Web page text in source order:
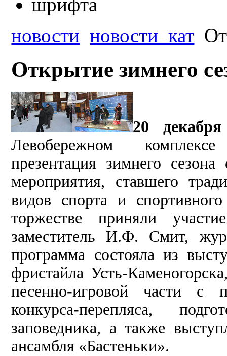
новости новости_кат
Открытие зимнего
20
Левобережном
презентация зимнего
мероприятия, ставшего
видов спорта и
торжестве приняли
заместитель И.Ф. Смит,
программа состояла из
фристайла Усть-
песенно-игровой части с
конкурса-перепляса,
заповедника, а также
ансамбля «Бастеньки».